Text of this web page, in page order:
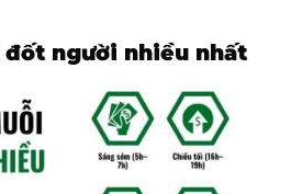
người nhiều nhất